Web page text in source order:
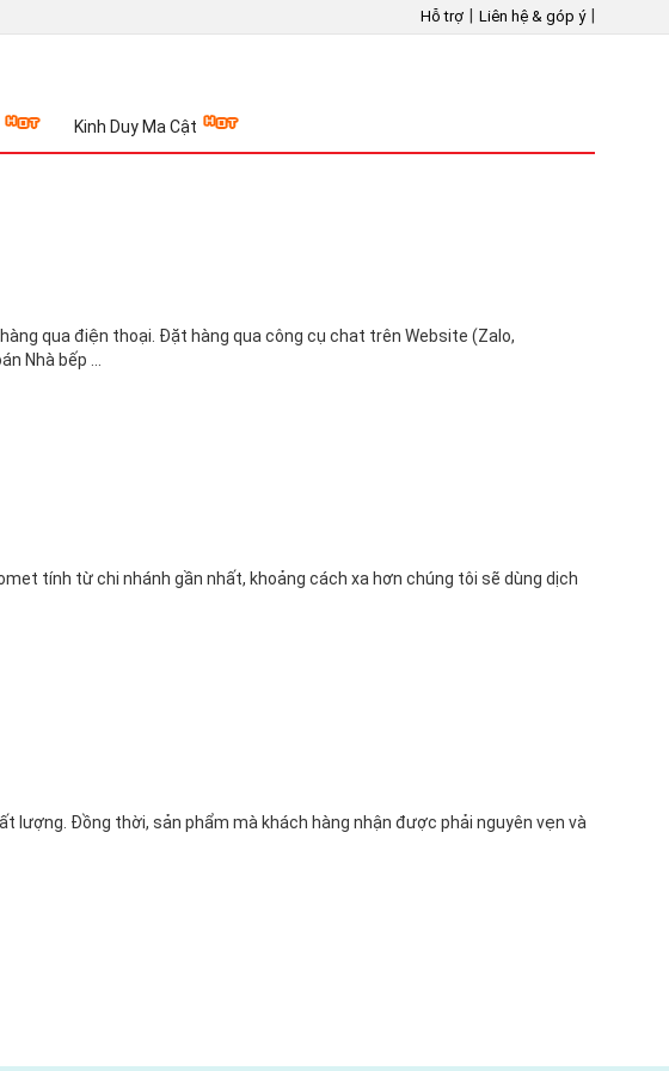
Hỗ trợ Liên hệ & góp ý
Kinh Duy Ma Cật
qua điện thoại. Đặt hàng qua công cụ chat trên Website (Zalo,
Nhà bếp ...
tính từ chi nhánh gần nhất, khoảng cách xa hơn chúng tôi sẽ dùng dịch
lượng. Đồng thời, sản phẩm mà khách hàng nhận được phải nguyên vẹn và